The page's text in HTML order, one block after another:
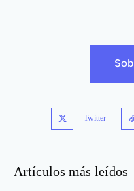
Twitter
Artículos más leídos